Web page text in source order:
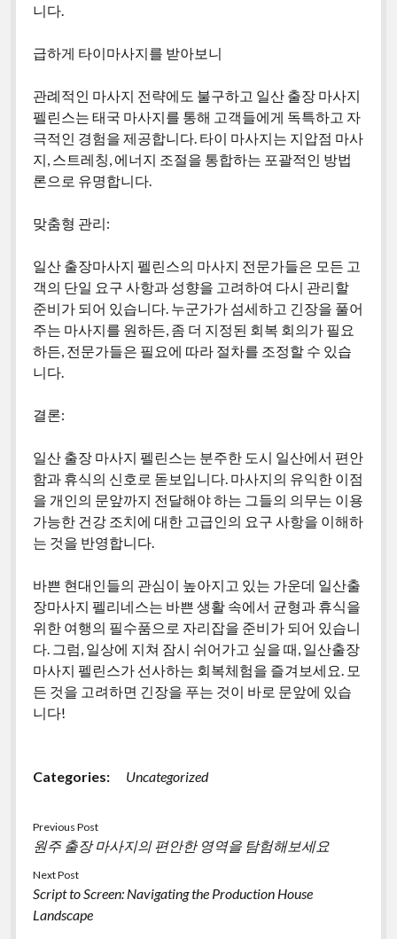
니다.
급하게 타이마사지를 받아보니
관례적인 마사지 전략에도 불구하고 일산 출장 마사지
펠린스는 태국 마사지를 통해 고객들에게 독특하고 자
극적인 경험을 제공합니다. 타이 마사지는 지압점 마사
지, 스트레칭, 에너지 조절을 통합하는 포괄적인 방법
론으로 유명합니다.
맞춤형 관리:
일산 출장마사지 펠린스의 마사지 전문가들은 모든 고
객의 단일 요구 사항과 성향을 고려하여 다시 관리할
준비가 되어 있습니다. 누군가가 섬세하고 긴장을 풀어
주는 마사지를 원하든, 좀 더 지정된 회복 회의가 필요
하든, 전문가들은 필요에 따라 절차를 조정할 수 있습
니다.
결론:
일산 출장 마사지 펠린스는 분주한 도시 일산에서 편안
함과 휴식의 신호로 돋보입니다. 마사지의 유익한 이점
을 개인의 문앞까지 전달해야 하는 그들의 의무는 이용
가능한 건강 조치에 대한 고급인의 요구 사항을 이해하
는 것을 반영합니다.
바쁜 현대인들의 관심이 높아지고 있는 가운데 일산출
장마사지 펠리네스는 바쁜 생활 속에서 균형과 휴식을
위한 여행의 필수품으로 자리잡을 준비가 되어 있습니
다. 그럼, 일상에 지쳐 잠시 쉬어가고 싶을 때, 일산출장
마사지 펠린스가 선사하는 회복체험을 즐겨보세요. 모
든 것을 고려하면 긴장을 푸는 것이 바로 문앞에 있습
니다!
Categories: Uncategorized
Previous Post
원주 출장 마사지의 편안한 영역을 탐험해보세요
Next Post
Script to Screen: Navigating the Production House
Landscape